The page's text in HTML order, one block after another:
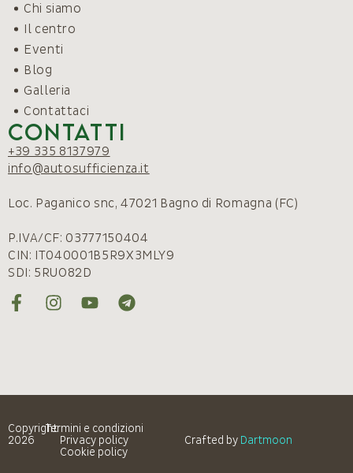
Chi siamo
Il centro
Eventi
Blog
Galleria
Contattaci
Contatti
+39 335 8137979
info@autosufficienza.it
Loc. Paganico snc, 47021 Bagno di Romagna (FC)
P.IVA/CF: 03777150404
CIN: IT040001B5R9X3MLY9
SDI: 5RUO82D
Copyright
2026
Termini e condizioni
Privacy policy
Cookie policy
Crafted by Dartmoon